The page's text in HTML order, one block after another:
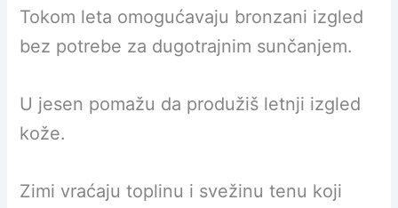
Tokom leta omogućavaju bronzani izgled
bez potrebe za dugotrajnim sunčanjem.
U jesen pomažu da produžiš letnji izgled
kože.
Zimi vraćaju toplinu i svežinu tenu koji